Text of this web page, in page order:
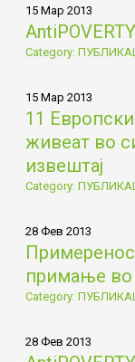
15 Мар 2013
Category:
15 Мар 2013
11
живеат во
извештај
Category:
28 Фев 2013
примање
Category:
28 Фев 2013